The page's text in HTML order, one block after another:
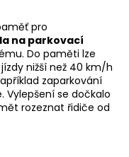
pro
na parkovací
Do paměti lze
nižší než 40 km/h
zaparkování
Vylepšení se dočkalo
rozeznat řidiče od